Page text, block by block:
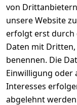
von
unsere Website
erfolgt erst durch
Daten mit
benennen. Die
Einwilligung oder
Interesses
abgelehnt
Widerrufsrecht
Datenschutz
Unser Unternehmen
Charity &